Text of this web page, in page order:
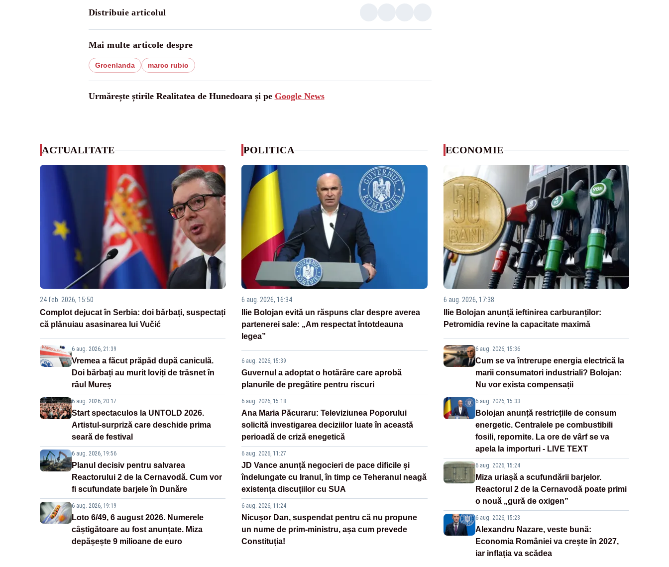
Distribuie articolul
Mai multe articole despre
Groenlanda marco rubio
Urmărește știrile Realitatea de Hunedoara și pe Google News
ACTUALITATE
24 feb. 2026, 15:50
Complot dejucat în Serbia: doi bărbați, suspectați
că plănuiau asasinarea lui Vučić
6 aug. 2026, 21:39
Vremea a făcut prăpăd după caniculă.
Doi bărbați au murit loviți de trăsnet în
râul Mureș
6 aug. 2026, 20:17
Start spectaculos la UNTOLD 2026.
Artistul-surpriză care deschide prima
seară de festival
6 aug. 2026, 19:56
Planul decisiv pentru salvarea
Reactorului 2 de la Cernavodă. Cum vor
fi scufundate barjele în Dunăre
6 aug. 2026, 19:19
Loto 6/49, 6 august 2026. Numerele
câștigătoare au fost anunțate. Miza
depășește 9 milioane de euro
POLITICA
6 aug. 2026, 16:34
Ilie Bolojan evită un răspuns clar despre averea
partenerei sale: „Am respectat întotdeauna
legea”
6 aug. 2026, 15:39
Guvernul a adoptat o hotărâre care aprobă
planurile de pregătire pentru riscuri
6 aug. 2026, 15:18
Ana Maria Păcuraru: Televiziunea Poporului
solicită investigarea deciziilor luate în această
perioadă de criză enegetică
6 aug. 2026, 11:27
JD Vance anunță negocieri de pace dificile și
îndelungate cu Iranul, în timp ce Teheranul neagă
existența discuțiilor cu SUA
6 aug. 2026, 11:24
Nicușor Dan, suspendat pentru că nu propune
un nume de prim-ministru, așa cum prevede
Constituția!
ECONOMIE
6 aug. 2026, 17:38
Ilie Bolojan anunță ieftinirea carburanților:
Petromidia revine la capacitate maximă
6 aug. 2026, 15:36
Cum se va întrerupe energia electrică la
marii consumatori industriali? Bolojan:
Nu vor exista compensații
6 aug. 2026, 15:33
Bolojan anunță restricțiile de consum
energetic. Centralele pe combustibili
fosili, repornite. La ore de vârf se va
apela la importuri - LIVE TEXT
6 aug. 2026, 15:24
Miza uriașă a scufundării barjelor.
Reactorul 2 de la Cernavodă poate primi
o nouă „gură de oxigen”
6 aug. 2026, 15:23
Alexandru Nazare, veste bună:
Economia României va crește în 2027,
iar inflația va scădea